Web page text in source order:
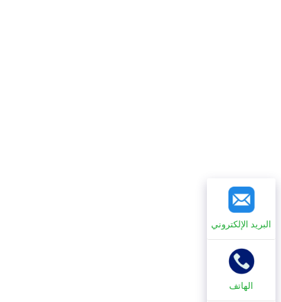
البريد الإلكتروني
الهاتف